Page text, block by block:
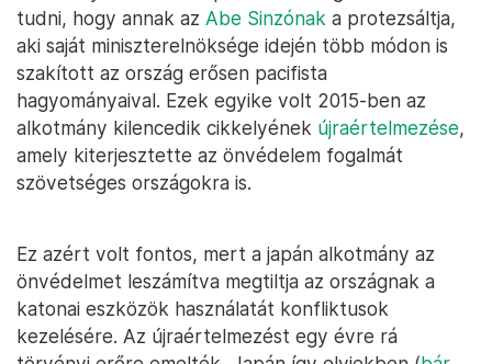
tudni, hogy annak az Abe Sinzónak a protezsáltja,
aki saját miniszterelnöksége idején több módon is
szakított az ország erősen pacifista
hagyományaival. Ezek egyike volt 2015-ben az
alkotmány kilencedik cikkelyének újraértelmezése,
amely kiterjesztette az önvédelem fogalmát
szövetséges országokra is.
Ez azért volt fontos, mert a japán alkotmány az
önvédelmet leszámítva megtiltja az országnak a
katonai eszközök használatát konfliktusok
kezelésére. Az újraértelmezést egy évre rá